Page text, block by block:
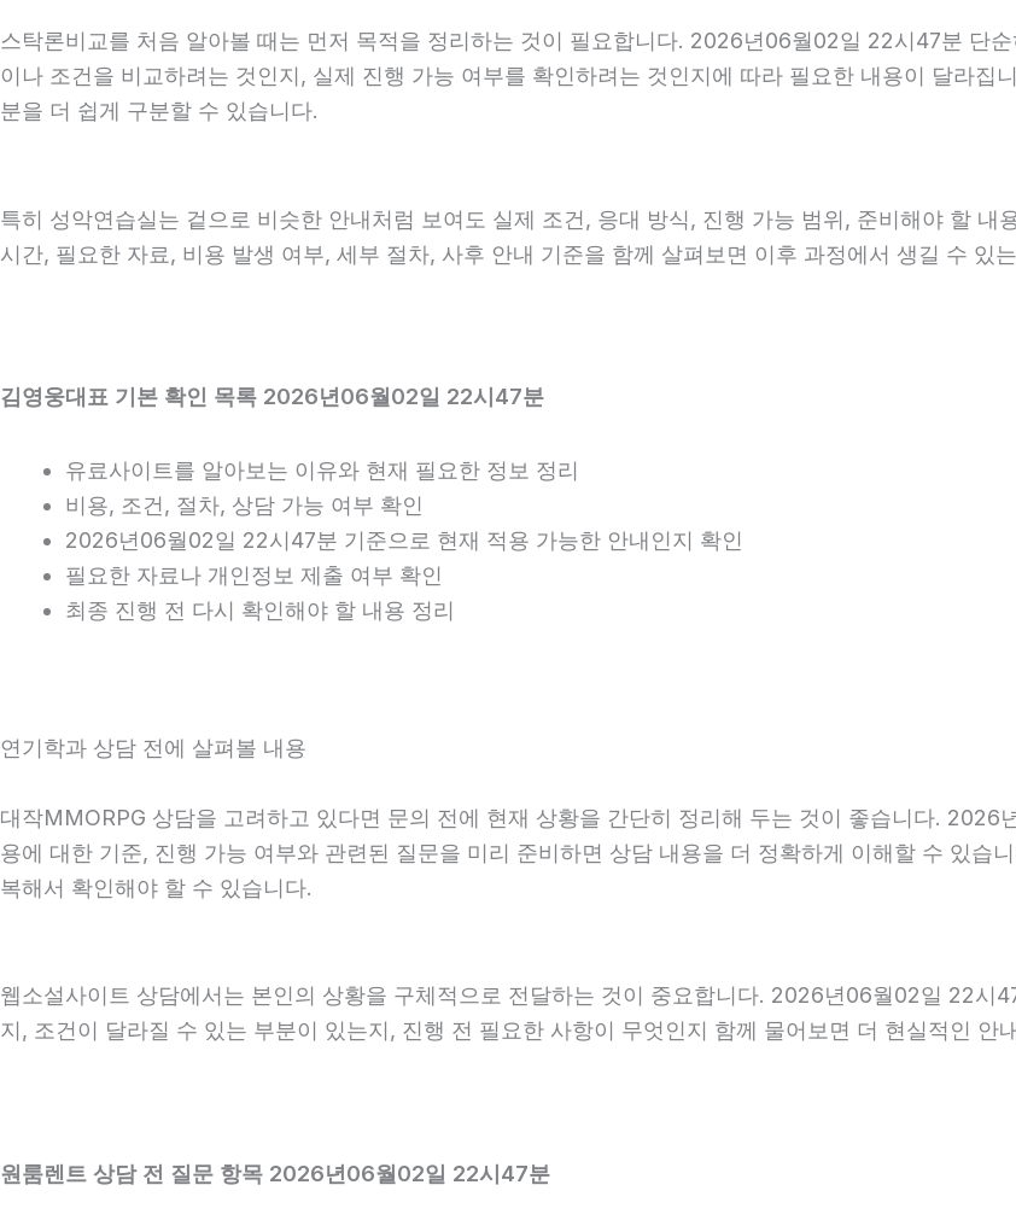
스탁론비교를 처음 알아볼 때는 먼저 목적을 정리하는 것이 필요합니다. 2026년06월02일 22시47분 단
이나 조건을 비교하려는 것인지, 실제 진행 가능 여부를 확인하려는 것인지에 따라 필요한 내용이 달라집
분을 더 쉽게 구분할 수 있습니다.
특히 성악연습실는 겉으로 비슷한 안내처럼 보여도 실제 조건, 응대 방식, 진행 가능 범위, 준비해야 할
시간, 필요한 자료, 비용 발생 여부, 세부 절차, 사후 안내 기준을 함께 살펴보면 이후 과정에서 생길 수 있
김영웅대표 기본 확인 목록 2026년06월02일 22시47분
유료사이트를 알아보는 이유와 현재 필요한 정보 정리
비용, 조건, 절차, 상담 가능 여부 확인
2026년06월02일 22시47분 기준으로 현재 적용 가능한 안내인지 확인
필요한 자료나 개인정보 제출 여부 확인
최종 진행 전 다시 확인해야 할 내용 정리
연기학과 상담 전에 살펴볼 내용
대작MMORPG 상담을 고려하고 있다면 문의 전에 현재 상황을 간단히 정리해 두는 것이 좋습니다.
용에 대한 기준, 진행 가능 여부와 관련된 질문을 미리 준비하면 상담 내용을 더 정확하게 이해할 수 있습
복해서 확인해야 할 수 있습니다.
웹소설사이트 상담에서는 본인의 상황을 구체적으로 전달하는 것이 중요합니다. 2026년06월02일 22시
지, 조건이 달라질 수 있는 부분이 있는지, 진행 전 필요한 사항이 무엇인지 함께 물어보면 더 현실적인 안
원룸렌트 상담 전 질문 항목 2026년06월02일 22시47분